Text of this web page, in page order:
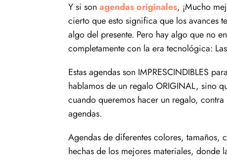
Y si son agendas originales, ¡Mucho
cierto que esto significa que los avances
algo del presente. Pero hay algo que no
completamente con la era tecnológica:
Estas agendas son IMPRESCINDIBLES
hablamos de un regalo ORIGINAL, sino
cuando queremos hacer un regalo,
agendas.
Agendas de diferentes colores, tamaños,
hechas de los mejores materiales, donde